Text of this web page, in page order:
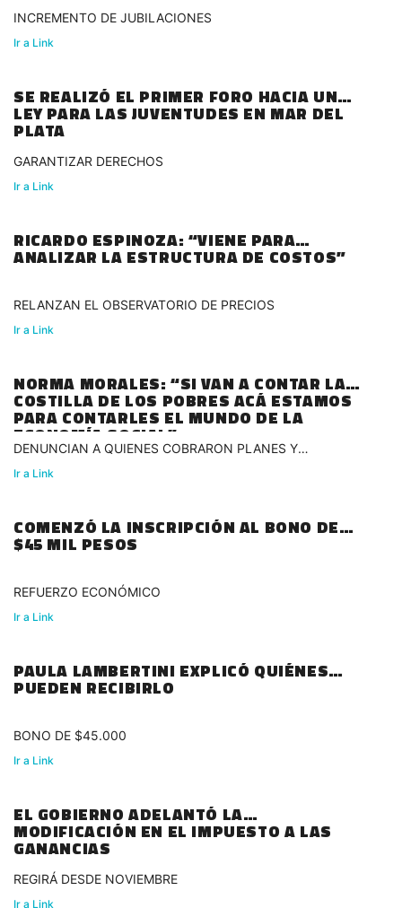
INCREMENTO DE JUBILACIONES
Ir a Link
SE REALIZÓ EL PRIMER FORO HACIA UNA
LEY PARA LAS JUVENTUDES EN MAR DEL
PLATA
GARANTIZAR DERECHOS
Ir a Link
RICARDO ESPINOZA: “VIENE PARA
ANALIZAR LA ESTRUCTURA DE COSTOS”
RELANZAN EL OBSERVATORIO DE PRECIOS
Ir a Link
NORMA MORALES: “SI VAN A CONTAR LA
COSTILLA DE LOS POBRES ACÁ ESTAMOS
PARA CONTARLES EL MUNDO DE LA
ECONOMÍA SOCIAL”
DENUNCIAN A QUIENES COBRARON PLANES Y
COMPRARON DÓLARES
Ir a Link
COMENZÓ LA INSCRIPCIÓN AL BONO DE
$45 MIL PESOS
REFUERZO ECONÓMICO
Ir a Link
PAULA LAMBERTINI EXPLICÓ QUIÉNES
PUEDEN RECIBIRLO
BONO DE $45.000
Ir a Link
EL GOBIERNO ADELANTÓ LA
MODIFICACIÓN EN EL IMPUESTO A LAS
GANANCIAS
REGIRÁ DESDE NOVIEMBRE
Ir a Link